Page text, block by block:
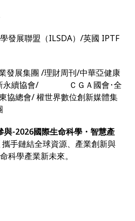
發展聯盟（ILSDA）/英國 IPTF
發展集團 /理財周刊/中華亞健康
新永續協會/ ＣＧＡ國會･全
協總會/ 權世界數位創新媒體集
集團
與-2026國際生命科學・智慧產
攜手鏈結全球資源、產業創新與
科學產業新未來。